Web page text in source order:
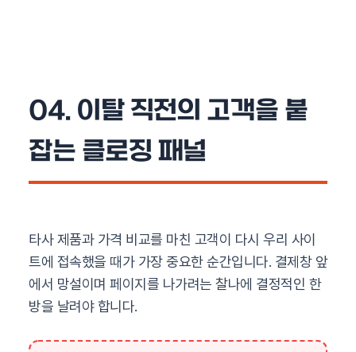
04. 이탈 직전의 고객을 붙
잡는 클로징 패널
타사 제품과 가격 비교를 마친 고객이 다시 우리 사이
트에 접속했을 때가 가장 중요한 순간입니다. 결제창 앞
에서 망설이며 페이지를 나가려는 찰나에 결정적인 한
방을 날려야 합니다.